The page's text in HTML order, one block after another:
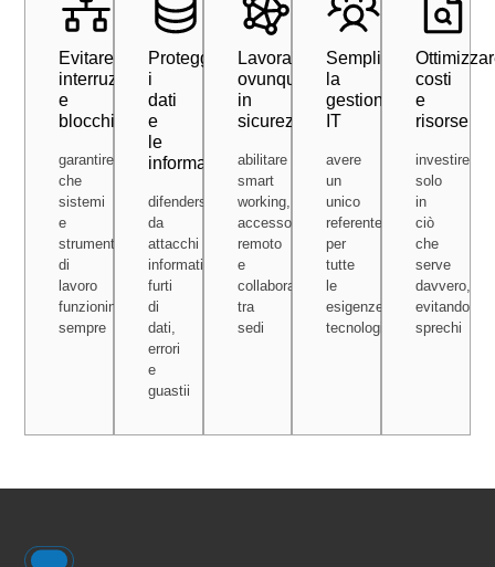
Evitare
interruzioni
e
blocchi
garantire
che
sistemi
e
strumenti
di
lavoro
funzionino
sempre
Proteggere
i
dati
e
le
informazioni
difendersi
da
attacchi
informatici,
furti
di
dati,
errori
e
guastii
Lavorare
ovunque,
in
sicurezza
abilitare
smart
working,
accesso
remoto
e
collaborazione
tra
sedi
Semplificare
la
gestione
IT
avere
un
unico
referente
per
tutte
le
esigenze
tecnologiche
costi
e
risorse
investire
solo
in
ciò
che
serve
davvero,
evitando
sprechi